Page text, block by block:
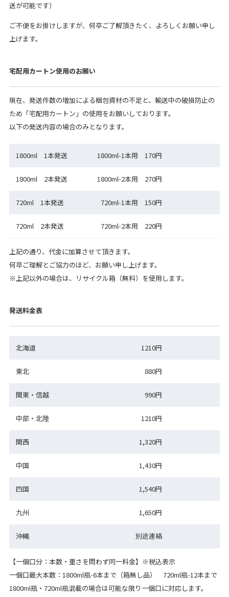
送が可能です）
ご不便をお掛けしますが、何卒ご了解頂きたく、よろしくお願い申し
上げます。
宅配用カートン使用のお願い
現在、発送件数の増加による梱包資材の不足と、輸送中の破損防止の
ため「宅配用カートン」の使用をお願いしております。
以下の発送内容の場合のみとなります。
1800ml 1本発送 1800ml-1本用 170円
1800ml 2本発送 1800ml-2本用 270円
720ml 1本発送 720ml-1本用 150円
720ml 2本発送 720ml-2本用 220円
上記の通り、代金に加算させて頂きます。
何卒ご理解とご協力のほど、お願い申し上げます。
※上記以外の場合は、リサイクル箱（無料）を使用します。
発送料金表
北海道 1210円
東北 880円
関東・信越 990円
中部・北陸 1210円
関西 1,320円
中国 1,430円
四国 1,540円
九州 1,650円
沖縄 別途連絡
【一個口分：本数・重さを問わず同一料金】※税込表示
一個口最大本数：1800ml瓶-6本まで（箱無し品） 720ml瓶-12本まで
1800ml瓶・720ml瓶混載の場合は可能な限り一個口に対応します。